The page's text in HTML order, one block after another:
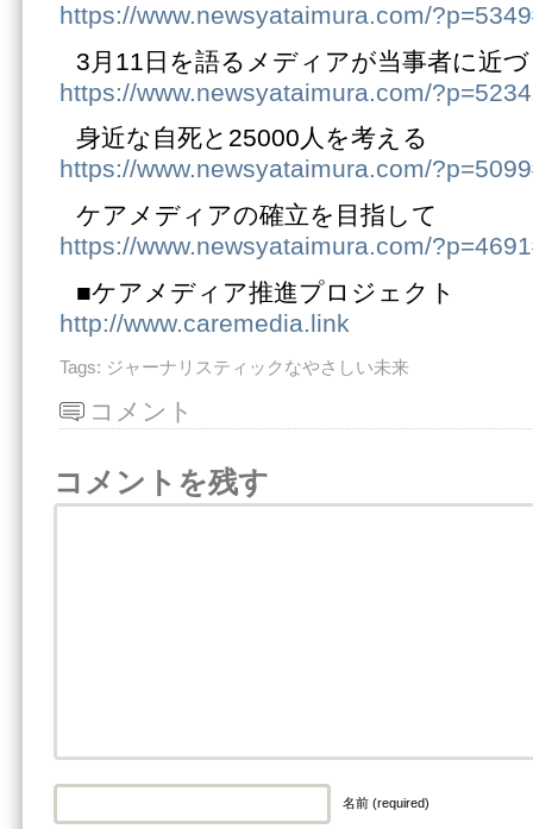
https://www.newsyataimura.com/
3月11日を語るメディアが当事者に近
https://www.newsyataimura.com/?p=5234
身近な自死と25000人を考える
https://www.newsyataimura.com/
ケアメディアの確立を目指して
https://www.newsyataimura.com/
■ケアメディア推進プロジェクト
http://www.caremedia.link
Tags: ジャーナリスティックなやさしい未来
コメント
コメントを残す
名前 (required)